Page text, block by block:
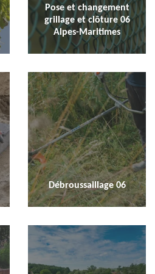
Pose et changement
grillage et clôture 06
Alpes-Maritimes
Débroussaillage 06